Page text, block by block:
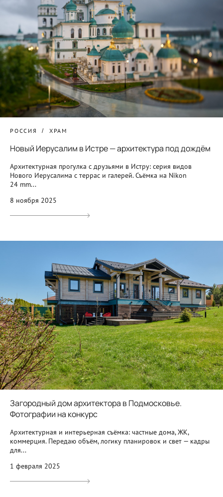
РОССИЯ ХРАМ
Новый Иерусалим в Истре — архитектура под дождём
Архитектурная прогулка с друзьями в Истру: серия видов
Нового Иерусалима с террас и галерей. Съёмка на Nikon
24 mm...
8 ноября 2025
Загородный дом архитектора в Подмосковье.
Фотографии на конкурс
Архитектурная и интерьерная съёмка: частные дома, ЖК,
коммерция. Передаю объём, логику планировок и свет — кадры
для...
1 февраля 2025